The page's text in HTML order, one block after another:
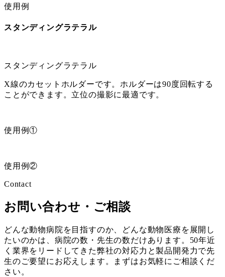
使用例
スタンディングラテラル
スタンディングラテラル
X線のカセットホルダーです。ホルダーは90度回転する
ことができます。立位の撮影に最適です。
使用例①
使用例②
Contact
お問い合わせ・ご相談
どんな動物病院を目指すのか、どんな動物医療を展開し
たいのかは、病院の数・先生の数だけあります。50年近
く業界をリードしてきた弊社の対応力と製品開発力で先
生のご要望にお応えします。まずはお気軽にご相談くだ
さい。